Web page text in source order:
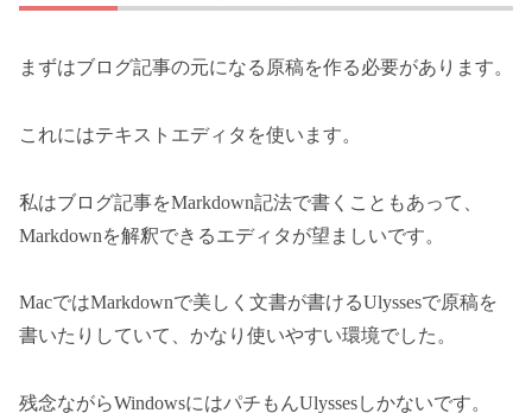
まずはブログ記事の元になる原稿を作る必要があります。
これにはテキストエディタを使います。
私はブログ記事をMarkdown記法で書くこともあって、
Markdownを解釈できるエディタが望ましいです。
MacではMarkdownで美しく文書が書けるUlyssesで原稿を
書いたりしていて、かなり使いやすい環境でした。
残念ながらWindowsにはパチもんUlyssesしかないです。